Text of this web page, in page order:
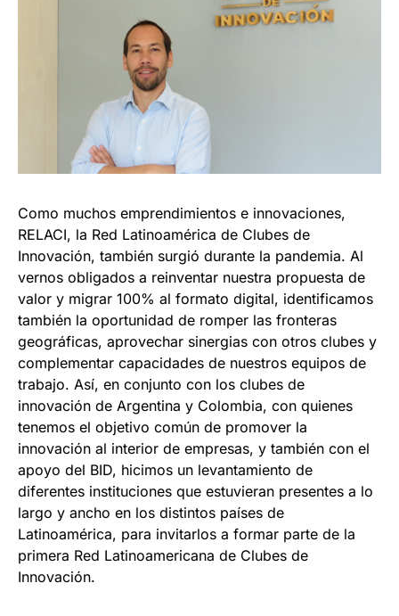
Como muchos emprendimientos e innovaciones,
RELACI, la Red Latinoamérica de Clubes de
Innovación, también surgió durante la pandemia. Al
vernos obligados a reinventar nuestra propuesta de
valor y migrar 100% al formato digital, identificamos
también la oportunidad de romper las fronteras
geográficas, aprovechar sinergias con otros clubes y
complementar capacidades de nuestros equipos de
trabajo. Así, en conjunto con los clubes de
innovación de Argentina y Colombia, con quienes
tenemos el objetivo común de promover la
innovación al interior de empresas, y también con el
apoyo del BID, hicimos un levantamiento de
diferentes instituciones que estuvieran presentes a lo
largo y ancho en los distintos países de
Latinoamérica, para invitarlos a formar parte de la
primera Red Latinoamericana de Clubes de
Innovación.